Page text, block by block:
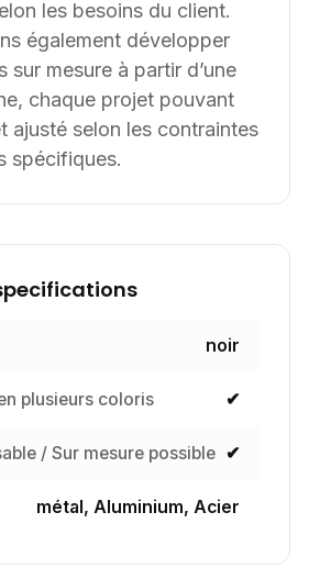
les besoins du client.
également développer
sur mesure à partir d’une
chaque projet pouvant
ajusté selon les contraintes
spécifiques.
noir
plusieurs coloris ✔
/ Sur mesure possible ✔
métal, Aluminium, Acier